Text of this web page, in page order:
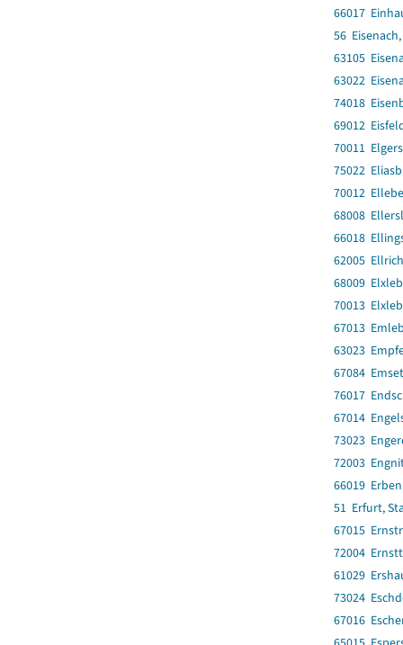
66017
56
63105
63022
74018
69012
70011
75022
70012
68008
66018
62005
68009
70013
67013
63023
67084
76017
67014
73023
72003
66019
51 Erfurt,
67015
72004
61029
73024
67016